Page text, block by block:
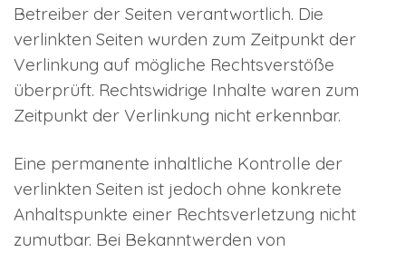
Betreiber der Seiten verantwortlich. Die
verlinkten Seiten wurden zum Zeitpunkt der
Verlinkung auf mögliche Rechtsverstöße
überprüft. Rechtswidrige Inhalte waren zum
Zeitpunkt der Verlinkung nicht erkennbar.
Eine permanente inhaltliche Kontrolle der
verlinkten Seiten ist jedoch ohne konkrete
Anhaltspunkte einer Rechtsverletzung nicht
zumutbar. Bei Bekanntwerden von